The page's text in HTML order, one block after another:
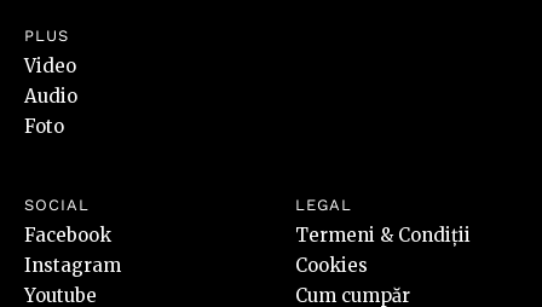
PLUS
Video
Audio
Foto
SOCIAL
Facebook
Instagram
Youtube
LEGAL
Termeni & Condiții
Cookies
Cum cumpăr